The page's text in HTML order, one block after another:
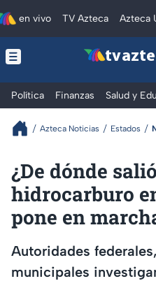
en vivo TV Azteca Azteca
tv
Política Finanzas Salud y
Azteca Noticias Estados
¿De dónde
hidrocarburo
pone en
Autoridades
municipales